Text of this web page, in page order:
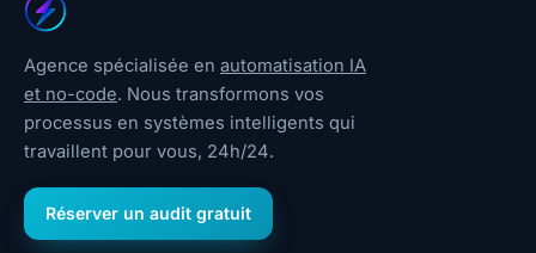
Agence spécialisée en automatisation IA
et no-code. Nous transformons vos
processus en systèmes intelligents qui
travaillent pour vous, 24h/24.
Réserver un audit gratuit